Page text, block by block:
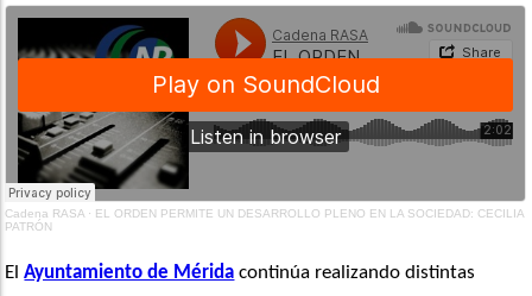
Cadena RASA · EL ORDEN PERMITE UN DESARROLLO PLENO EN LA SOCIEDAD: CECILIA
PATRÓN
El Ayuntamiento de Mérida continúa realizando distintas